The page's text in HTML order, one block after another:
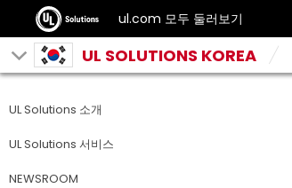
ul.com 모두 둘러보기
UL SOLUTIONS KOREA
UL Solutions 소개
UL Solutions 서비스
NEWSROOM